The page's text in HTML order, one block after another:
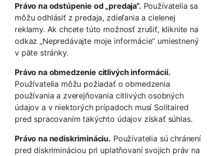
Právo na odstúpenie od „predaja“. Používatelia sa
môžu odhlásiť z predaja, zdieľania a cielenej
reklamy. Ak chcete túto možnosť zrušiť, kliknite na
odkaz „Nepredávajte moje informácie“ umiestnený
v päte stránky.
Právo na obmedzenie citlivých informácií.
Používatelia môžu požiadať o obmedzenia
používania a zverejňovania citlivých osobných
údajov a v niektorých prípadoch musí Solitaired
pred spracovaním takýchto údajov získať súhlas.
Právo na nediskrimináciu. Používatelia sú chránení
pred diskrimináciou pri uplatňovaní svojich práv na